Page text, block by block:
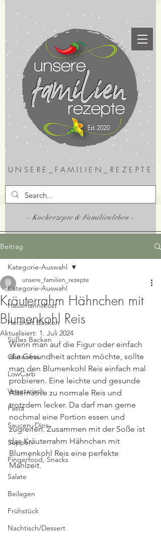
UNSERE_FAMILIEN_REZEPTE
- Kochrezepte & Familienleben -
Beitrag
Kategorie-Auswahl
Hausmannskost
Herzhaft Backen
Süßes Backen
Glutenfrei
LowCarb
Vegetarisch
Pasta
Saucen, Dips
Suppen
Fingerfood, Snacks
Salate
Beilagen
Frühstück
Nachtisch/Dessert
Kategorie-Auswahl
Kräuterrahm Hähnchen mit
Blumenkohl Reis
unsere_familien_rezepte
Aktualisiert: 1. Juli 2024
Wenn man auf die Figur oder einfach
die Gesundheit achten möchte, sollte
man den Blumenkohl Reis einfach mal
probieren. Eine leichte und gesunde
Alternative zu normale Reis und
trotzdem lecker. Da darf man gerne
nochmal eine Portion essen und
zugreifen. Zusammen mit der Soße ist
das Kräuterrahm Hähnchen mit
Blumenkohl Reis eine perfekte
Mahlzeit.